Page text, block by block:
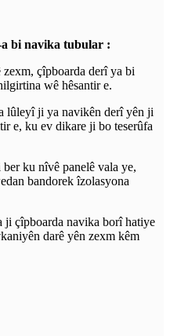
bi navika tubular :
çîpboarda derî ya bi
wê hêsantir e.
lûleyî ji ya navikên derî yên ji
e, ku ev dikare ji bo teserûfa
ber ku nîvê panelê vala ye,
bandorek îzolasyona
ji çîpboarda navika borî hatiye
darê yên zexm kêm